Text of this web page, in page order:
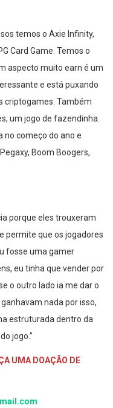
temos o Axie Infinity,
Card Game. Temos o
aspecto muito earn é um
e está puxando
criptogames. Também
um jogo de fazendinha.
no começo do ano e
Boom Boogers,
porque eles trouxeram
permite que os jogadores
fosse uma gamer
eu tinha que vender por
o outro lado ia me dar o
nada por isso,
estruturada dentro da
jogo.”
UMA DOAÇÃO DE